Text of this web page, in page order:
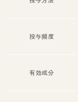
投与頻度
有効成分